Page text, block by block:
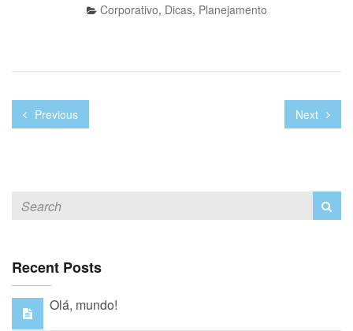
Corporativo, Dicas, Planejamento
Previous Next
Recent Posts
Olá, mundo!